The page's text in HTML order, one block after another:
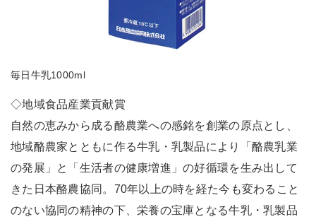
毎日牛乳1000ml
◇地域食品産業貢献賞
自然の恵みから成る酪農業への感銘を創業の原点とし、
地域酪農家とともに作る牛乳・乳製品により「酪農乳業
の発展」と「生活者の健康増進」の好循環を生み出して
きた日本酪農協同。70年以上の時を経た今も変わること
のない協同の精神の下、栄養の宝庫となる牛乳・乳製品